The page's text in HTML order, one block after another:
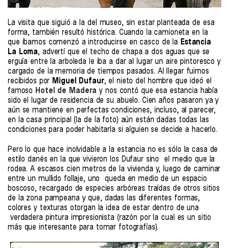
La visita que siguió a la del museo, sin estar planteada de esa
forma, también resultó histórica. Cuando la camioneta en la
que íbamos comenzó a introducirse en casco de la Estancia
La Loma, advertí que el techo de chapa a dos aguas que se
erguía entre la arboleda le iba a dar al lugar un aire pintoresco y
cargado de la memoria de tiempos pasados. Al llegar fuimos
recibidos por Miguel Dufaur, el nieto del hombre que ideó el
famoso Hotel de Madera y nos contó que esa estancia había
sido el lugar de residencia de su abuelo. Cien años pasaron ya y
aún se mantiene en perfectas condiciones, incluso, al parecer,
en la casa principal (la de la foto) aún están dadas todas las
condiciones para poder habitarla si alguien se decide a hacerlo.
Pero lo que hace inolvidable a la estancia no es sólo la casa de
estilo danés en la que vivieron los Dufaur sino el medio que la
rodea. A escasos cien metros de la vivienda y, luego de caminar
entre un mullido follaje, uno queda en medio de un espacio
boscoso, recargado de especies arbóreas traídas de otros sitios
de la zona pampeana y que, dadas las diferentes formas,
colores y texturas otorgan la idea de estar dentro de una
verdadera pintura impresionista (razón por la cual es un sitio
más que interesante para tomar fotografías).